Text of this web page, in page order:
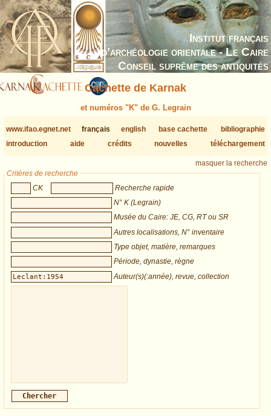
Institut français
d’archéologie orientale - Le Caire
Conseil suprême des antiquités
Cachette de Karnak
et numéros "K" de G. Legrain
www.ifao.egnet.net français english base cachette
bibliographie
introduction
aide crédits nouvelles téléchargement
masquer la recherche
Critères de recherche
CK
Recherche rapide
N° K (Legrain)
Musée du Caire: JE, CG, RT ou SR
Autres localisations, N° inventaire
Type objet, matière, remarques
Période, dynastie, règne
Auteur(s)(:année), revue, collection